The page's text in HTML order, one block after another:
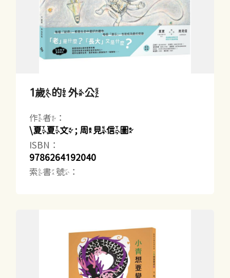
1歲的外公
作者：
\夏夏文 ; 周見信圖
ISBN：
9786264192040
索書號：